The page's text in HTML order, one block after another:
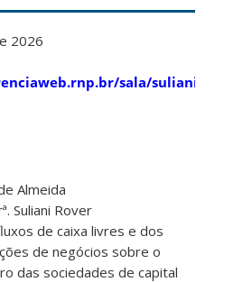
2026
sala/suliani-
Almeida
Suliani Rover
de caixa livres e dos
de negócios sobre o
das sociedades de capital